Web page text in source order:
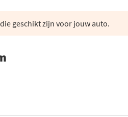
geschikt zijn voor jouw auto.